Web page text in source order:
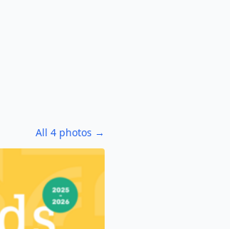
All 4 photos →